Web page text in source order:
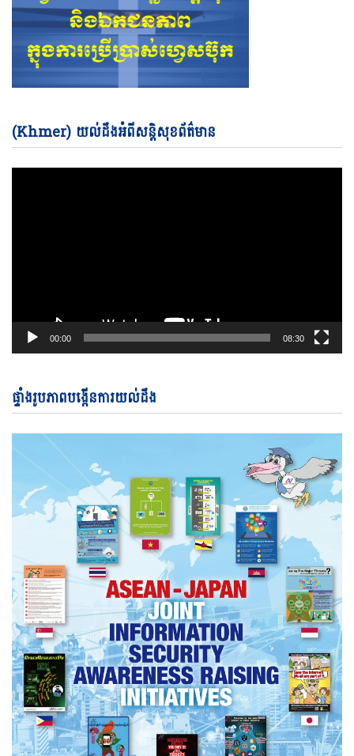
(Khmer) យល់ដឹងអំពីសន្តិសុខព័ត៌មាន
00:00 08:30
ផ្ទាំងរូបភាពបង្កើនការយល់ដឹង